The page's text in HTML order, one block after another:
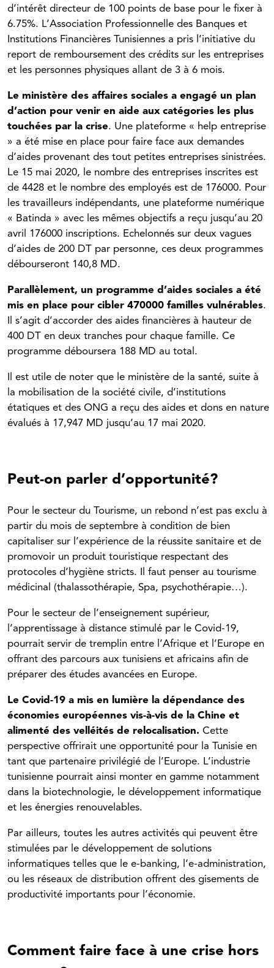
d’intérêt directeur de 100 points de base pour le fixer à
6.75%. L’Association Professionnelle des Banques et
Institutions Financières Tunisiennes a pris l’initiative du
report de remboursement des crédits sur les entreprises
et les personnes physiques allant de 3 à 6 mois.
Le ministère des affaires sociales a engagé un plan
d’action pour venir en aide aux catégories les plus
touchées par la crise. Une plateforme « help entreprise
» a été mise en place pour faire face aux demandes
d’aides provenant des tout petites entreprises sinistrées.
Le 15 mai 2020, le nombre des entreprises inscrites est
de 4428 et le nombre des employés est de 176000. Pour
les travailleurs indépendants, une plateforme numérique
« Batinda » avec les mêmes objectifs a reçu jusqu’au 20
avril 176000 inscriptions. Echelonnés sur deux vagues
d’aides de 200 DT par personne, ces deux programmes
débourseront 140,8 MD.
Parallèlement, un programme d’aides sociales a été
mis en place pour cibler 470000 familles vulnérables.
Il s’agit d’accorder des aides financières à hauteur de
400 DT en deux tranches pour chaque famille. Ce
programme déboursera 188 MD au total.
Il est utile de noter que le ministère de la santé, suite à
la mobilisation de la société civile, d’institutions
étatiques et des ONG a reçu des aides et dons en nature
évalués à 17,947 MD jusqu’au 17 mai 2020.
Peut-on parler d’opportunité?
Pour le secteur du Tourisme, un rebond n’est pas exclu à
partir du mois de septembre à condition de bien
capitaliser sur l’expérience de la réussite sanitaire et de
promovoir un produit touristique respectant des
protocoles d’hygiène stricts. Il faut penser au tourisme
médicinal (thalassothérapie, Spa, psychothérapie…).
Pour le secteur de l’enseignement supérieur,
l’apprentissage à distance stimulé par le Covid-19,
pourrait servir de tremplin entre l’Afrique et l’Europe en
offrant des parcours aux tunisiens et africains afin de
préparer des études avancées en Europe.
Le Covid-19 a mis en lumière la dépendance des
économies européennes vis-à-vis de la Chine et
alimenté des velléités de relocalisation. Cette
perspective offrirait une opportunité pour la Tunisie en
tant que partenaire privilégié de l’Europe. L’industrie
tunisienne pourrait ainsi monter en gamme notamment
dans la biotechnologie, le développement informatique
et les énergies renouvelables.
Par ailleurs, toutes les autres activités qui peuvent être
stimulées par le développement de solutions
informatiques telles que le e-banking, l’e-administration,
ou les réseaux de distribution offrent des gisements de
productivité importants pour l’économie.
Comment faire face à une crise hors